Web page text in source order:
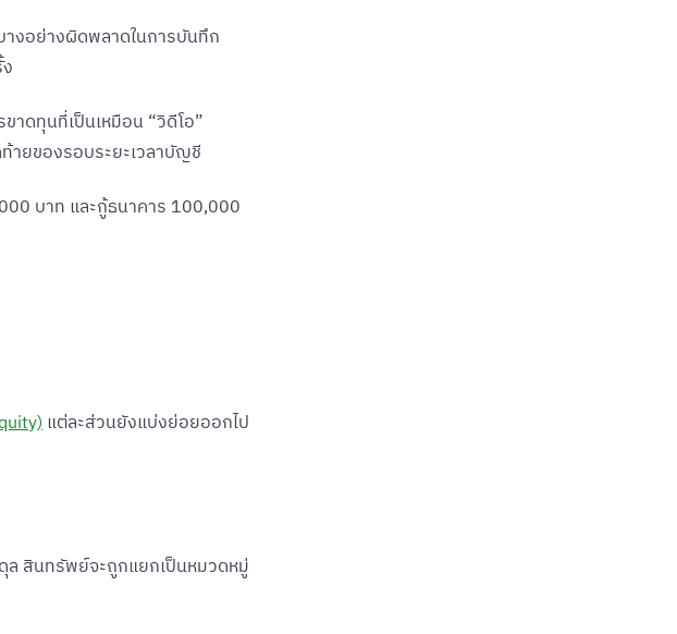
างอย่างผิดพลาดในการบันทึก
าดทุนที่เป็นเหมือน “วิดีโอ”
ยของรอบระยะเวลาบัญชี
บาท และกู้ธนาคาร 100,000
แต่ละส่วนยังแบ่งย่อยออกไป
ล สินทรัพย์จะถูกแยกเป็นหมวดหมู่